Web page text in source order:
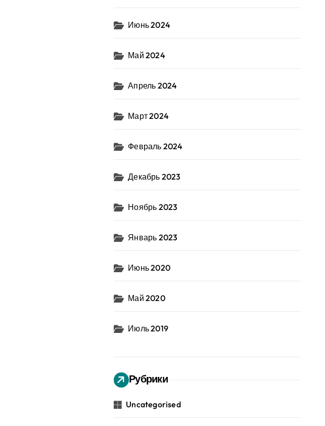
Июнь 2024
Май 2024
Апрель 2024
Март 2024
Февраль 2024
Декабрь 2023
Ноябрь 2023
Январь 2023
Июнь 2020
Май 2020
Июль 2019
Рубрики
Uncategorised